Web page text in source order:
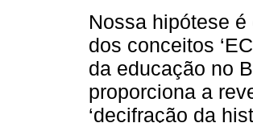
Nossa hipótese
dos conceitos
da educação no
proporciona a
‘decifração da